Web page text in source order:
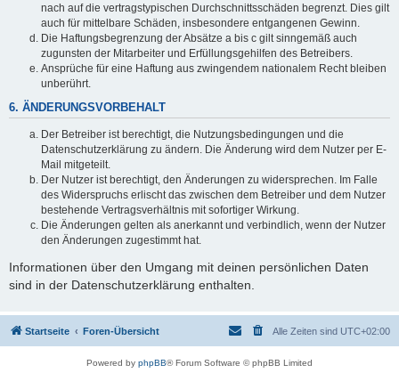
nach auf die vertragstypischen Durchschnittsschäden begrenzt. Dies gilt
auch für mittelbare Schäden, insbesondere entgangenen Gewinn.
Die Haftungsbegrenzung der Absätze a bis c gilt sinngemäß auch
zugunsten der Mitarbeiter und Erfüllungsgehilfen des Betreibers.
Ansprüche für eine Haftung aus zwingendem nationalem Recht bleiben
unberührt.
6. ÄNDERUNGSVORBEHALT
Der Betreiber ist berechtigt, die Nutzungsbedingungen und die
Datenschutzerklärung zu ändern. Die Änderung wird dem Nutzer per E-
Mail mitgeteilt.
Der Nutzer ist berechtigt, den Änderungen zu widersprechen. Im Falle
des Widerspruchs erlischt das zwischen dem Betreiber und dem Nutzer
bestehende Vertragsverhältnis mit sofortiger Wirkung.
Die Änderungen gelten als anerkannt und verbindlich, wenn der Nutzer
den Änderungen zugestimmt hat.
Informationen über den Umgang mit deinen persönlichen Daten
sind in der Datenschutzerklärung enthalten.
Startseite Foren-Übersicht Alle Zeiten sind UTC+02:00
Powered by phpBB® Forum Software © phpBB Limited